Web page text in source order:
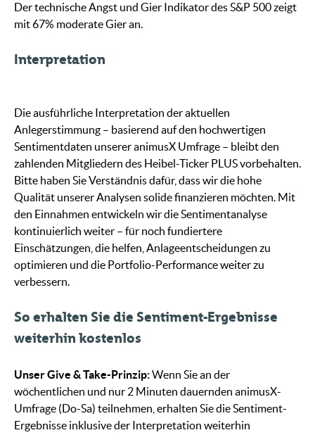
Der technische Angst und Gier Indikator des S&P 500 zeigt
mit 67% moderate Gier an.
Interpretation
Die ausführliche Interpretation der aktuellen
Anlegerstimmung – basierend auf den hochwertigen
Sentimentdaten unserer animusX Umfrage – bleibt den
zahlenden Mitgliedern des Heibel-Ticker PLUS vorbehalten.
Bitte haben Sie Verständnis dafür, dass wir die hohe
Qualität unserer Analysen solide finanzieren möchten. Mit
den Einnahmen entwickeln wir die Sentimentanalyse
kontinuierlich weiter – für noch fundiertere
Einschätzungen, die helfen, Anlageentscheidungen zu
optimieren und die Portfolio-Performance weiter zu
verbessern.
So erhalten Sie die Sentiment-Ergebnisse
weiterhin kostenlos
Unser Give & Take-Prinzip:Wenn Sie an der
wöchentlichen und nur 2 Minuten dauernden animusX-
Umfrage (Do-Sa) teilnehmen, erhalten Sie die Sentiment-
Ergebnisse inklusive der Interpretation weiterhin